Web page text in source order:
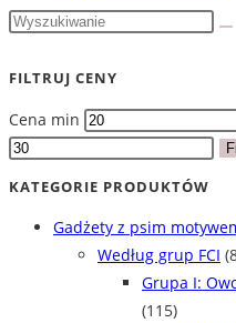
FILTRUJ CENY
Cena min
KATEGORIE PRODUKTÓW
Gadżety z psim
Według grup FCI
Grupa I:
(115)